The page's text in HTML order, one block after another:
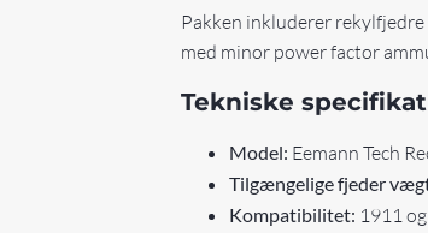
Pakken inkluderer
med minor power factor
Tekniske
Model: Eemann Tech
Tilgængelige fjeder
Kompatibilitet: 1911